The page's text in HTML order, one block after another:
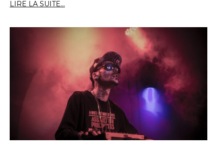
LIRE LA SUITE...